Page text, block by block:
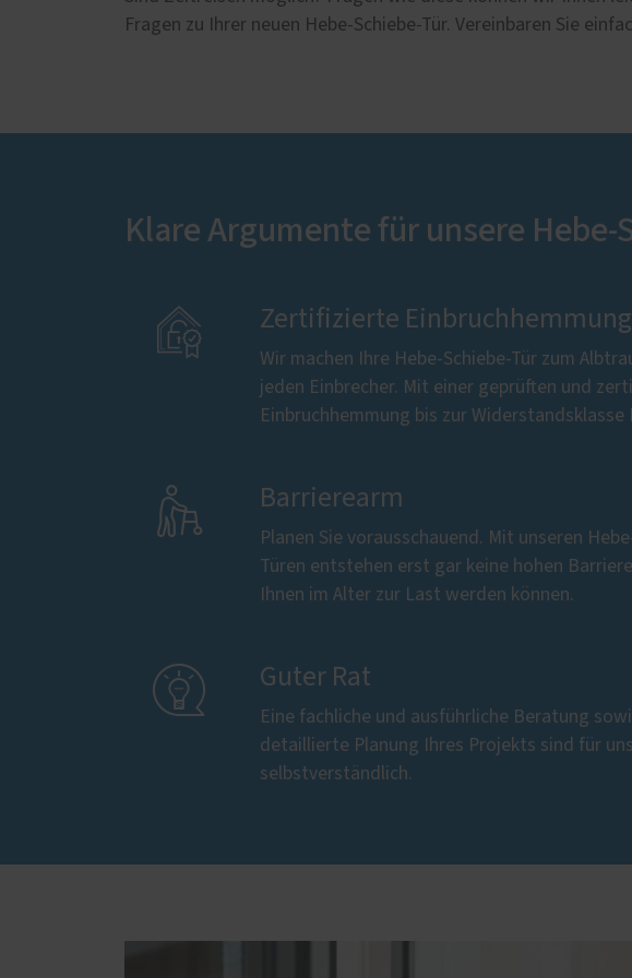
Fragen zu Ihrer neuen Hebe-Schiebe-Tür. Vereinbaren Sie
Klare Argumente für unsere Hebe-
 Zertifizierte Einbruchhemmung
Wir machen Ihre Hebe-Schiebe-Tür zum
jeden Einbrecher. Mit einer geprüften und
Einbruchhemmung bis zur Widerstandsklasse
 Barrierearm
Planen Sie vorausschauend. Mit unseren
Türen entstehen erst gar keine hohen
Ihnen im Alter zur Last werden können.
 Guter Rat
Eine fachliche und ausführliche Beratung
detaillierte Planung Ihres Projekts sind für uns
selbstverständlich.